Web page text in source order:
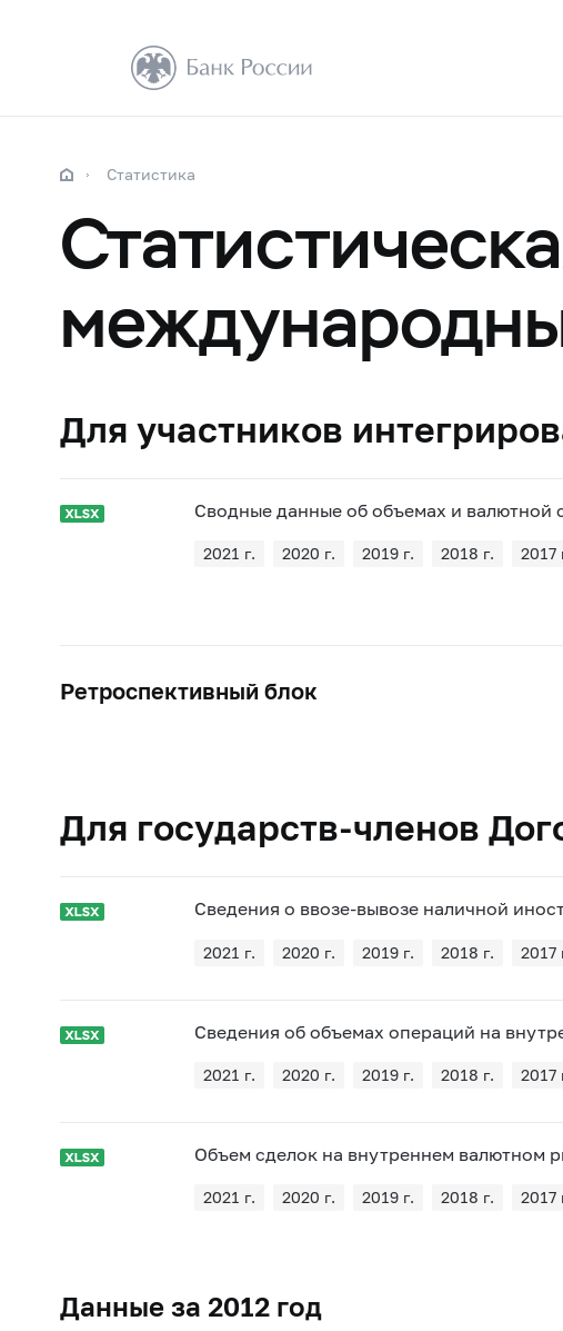
Статистика
Для участников
Сводные данные об объемах и валютной
2021 г. 2020 г. 2019 г. 2018 г. 2017
Ретроспективный блок
Для государств-членов
Сведения о ввозе-вывозе наличной
2021 г. 2020 г. 2019 г. 2018 г. 2017
Сведения об объемах операций на
2021 г. 2020 г. 2019 г. 2018 г. 2017
Объем сделок на внутреннем валютном
2021 г. 2020 г. 2019 г. 2018 г. 2017
Данные за 2012 год